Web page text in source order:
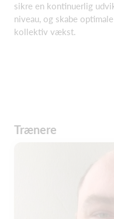
sikre en kontinuerlig
niveau, og skabe
kollektiv vækst.
Trænere